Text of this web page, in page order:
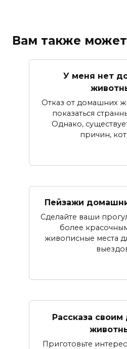
Вам также
У меня нет
Отказ от домашних
показаться
Однако,
причин,
Пейзажи
Сделайте ваши
более
живописные места
Рассказа
Приготовьте